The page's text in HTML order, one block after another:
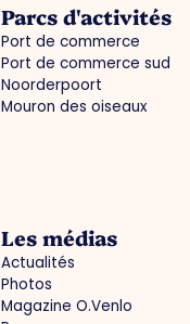
Parcs d'activités
Port de commerce
Port de commerce sud
Noorderpoort
Mouron des oiseaux
Les médias
Actualités
Photos
Magazine O.Venlo